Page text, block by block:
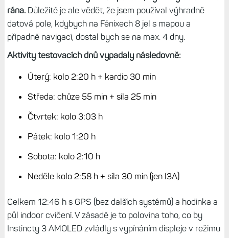
Tip:Srovnání: Výdrž hodinek Instinct 3 Solar, Instinct 3
AMOLED a Instinct 2X. Stále tomu nemohu uvěřit
Týden s AOD? Tak tak
Každopádně Fénixy daly pět a půl dne, což odpovídá
mému staršímu testu, kdy jsem v režimu AOD srovnával s
Forerunnery 965. Tehdy mi Fénixy 8 ráno šestého dne
hlásily také 10 %.
Instincty 3 AMOLED pak s jednou indoor
rána.
Důležité je ale vědět, že jsem používal výhradně
datová pole, kdybych na Fénixech 8 jel s mapou a
Aktivity testovacích dnů vypadaly následovně:
Úterý: kolo 2:20 h + kardio 30 min
Středa: chůze 55 min + síla 25 min